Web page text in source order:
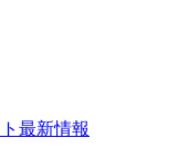
最新情報